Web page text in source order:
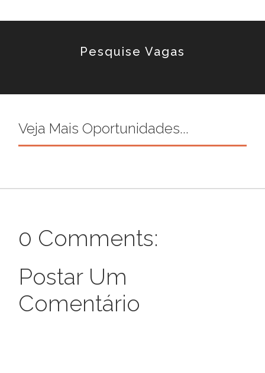
Pesquise Vagas
Veja Mais Oportunidades...
0 Comments:
Postar Um
Comentário